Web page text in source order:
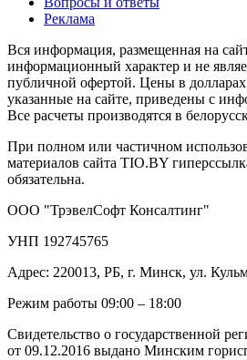
Реклама
Вся информация, размещенная на
информационный характер и не
публичной офертой. Цены в
указанные на сайте, приведены с
Все расчеты производятся в
При полном или частичном
материалов сайта TIO.BY
обязательна.
ООО "ТрэвелСофт Консалтинг"
УНП 192745765
Адрес: 220013, РБ, г. Минск, ул.
Режим работы 09:00 – 18:00
Свидетельство о государственной
от 09.12.2016 выдано Минским